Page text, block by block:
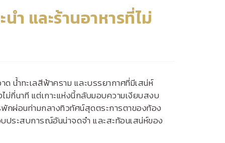
ำ และร้านอาหารที่ไม่
น้ำทะเลสีฟ้าคราม และบรรยากาศที่มีเสน่ห์
ม่กี่นาที แต่เกาะแห่งนี้กลับมอบความเงียบสงบ
กผ่อนท่ามกลางทิวทัศน์สุดตระการตาของท้อง
ประสบการณ์อันน่าจดจำ และสะท้อนเสน่ห์ของ